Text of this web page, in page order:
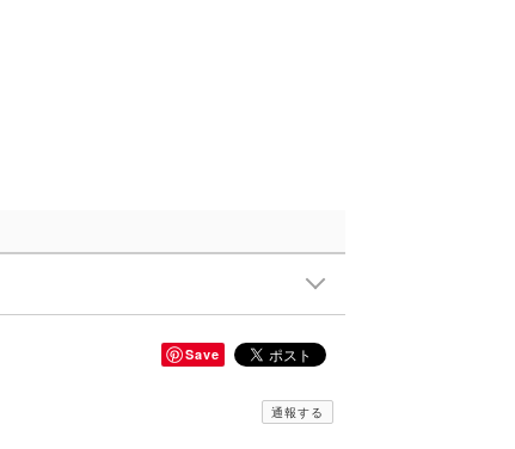
Save
通報する